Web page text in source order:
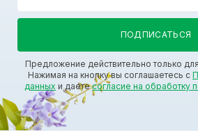
Предложение действительно только
Нажимая на кнопку вы соглашаетесь с
данных и даетесогласие на обработку